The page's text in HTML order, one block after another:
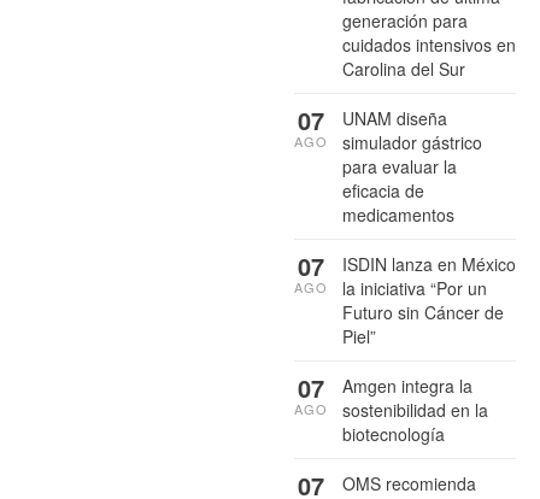
generación para
cuidados intensivos en
Carolina del Sur
UNAM diseña
simulador gástrico
para evaluar la
eficacia de
medicamentos
07
AGO
ISDIN lanza en México
la iniciativa “Por un
Futuro sin Cáncer de
Piel”
07
AGO
Amgen integra la
sostenibilidad en la
biotecnología
07
AGO
OMS recomienda
07